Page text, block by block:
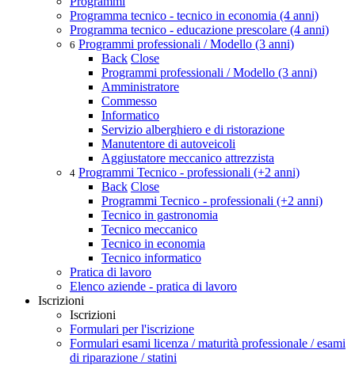
Programma tecnico - tecnico in economia (4 anni)
Programma tecnico - educazione prescolare (4 anni)
6 Programmi professionali / Modello (3 anni)
Back Close
Programmi professionali / Modello (3 anni)
Amministratore
Commesso
Informatico
Servizio alberghiero e di ristorazione
Manutentore di autoveicoli
Aggiustatore meccanico attrezzista
4 Programmi Tecnico - professionali (+2 anni)
Back Close
Programmi Tecnico - professionali (+2 anni)
Tecnico in gastronomia
Tecnico meccanico
Tecnico in economia
Tecnico informatico
Pratica di lavoro
Elenco aziende - pratica di lavoro
Iscrizioni
Iscrizioni
Formulari per l'iscrizione
Formulari esami licenza / maturità professionale / esami
di riparazione / statini